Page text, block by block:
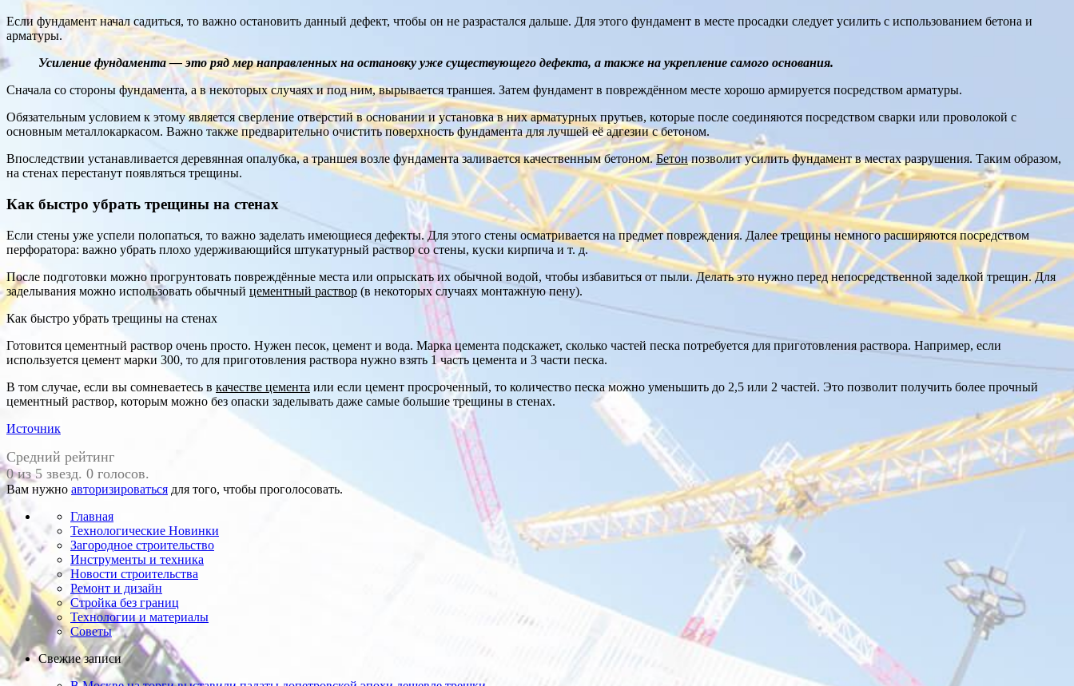
Если фундамент начал садиться, то важно остановить данный дефект, чтобы он не разрастался дальше. Для этого фундамент в месте просадки следует усилить с использованием бетона и
арматуры.
Усиление фундамента — это ряд мер направленных на остановку уже существующего дефекта, а также на укрепление самого основания.
Сначала со стороны фундамента, а в некоторых случаях и под ним, вырывается траншея. Затем фундамент в повреждённом месте хорошо армируется посредством арматуры.
Обязательным условием к этому является сверление отверстий в основании и установка в них арматурных прутьев, которые после соединяются посредством сварки или проволокой с
основным металлокаркасом. Важно также предварительно очистить поверхность фундамента для лучшей её адгезии с бетоном.
Впоследствии устанавливается деревянная опалубка, а траншея возле фундамента заливается качественным бетоном.Бетонпозволит усилить фундамент в местах разрушения. Таким образом,
на стенах перестанут появляться трещины.
Как быстро убрать трещины на стенах
Если стены уже успели полопаться, то важно заделать имеющиеся дефекты. Для этого стены осматривается на предмет повреждения. Далее трещины немного расширяются посредством
перфоратора: важно убрать плохо удерживающийся штукатурный раствор со стены, куски кирпича и т. д.
После подготовки можно прогрунтовать повреждённые места или опрыскать их обычной водой, чтобы избавиться от пыли. Делать это нужно перед непосредственной заделкой трещин. Для
заделывания можно использовать обычный цементный раствор (в некоторых случаях монтажную пену).
Как быстро убрать трещины на стенах
Готовится цементный раствор очень просто. Нужен песок, цемент и вода. Марка цемента подскажет, сколько частей песка потребуется для приготовления раствора. Например, если
используется цемент марки 300, то для приготовления раствора нужно взять 1 часть цемента и 3 части песка.
В том случае, если вы сомневаетесь в качестве цемента или если цемент просроченный, то количество песка можно уменьшить до 2,5 или 2 частей. Это позволит получить более прочный
цементный раствор, которым можно без опаски заделывать даже самые большие трещины в стенах.
Источник
Средний рейтинг
0 из 5 звезд. 0 голосов.
Вам нужно авторизироваться для того, чтобы проголосовать.
Главная
Технологические Новинки
Загородное строительство
Инструменты и техника
Новости строительства
Ремонт и дизайн
Стройка без границ
Технологии и материалы
Советы
Свежие записи